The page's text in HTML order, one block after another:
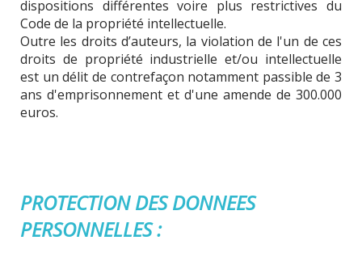
dispositions différentes voire plus restrictives du
Code de la propriété intellectuelle.
Outre les droits d’auteurs, la violation de l'un de ces
droits de propriété industrielle et/ou intellectuelle
est un délit de contrefaçon notamment passible de 3
ans d'emprisonnement et d'une amende de 300.000
euros.
PROTECTION DES DONNEES
PERSONNELLES :